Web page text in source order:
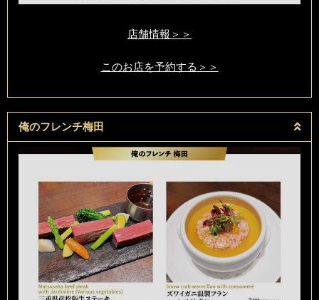
店舗情報＞＞
このお店を予約する＞＞
俺のフレンチ梅田